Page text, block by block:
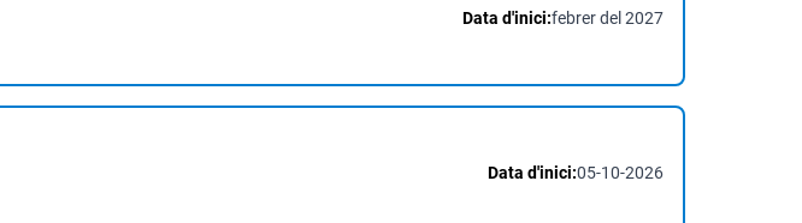
Data d'inici:febrer del 2027
Data d'inici:05-10-2026